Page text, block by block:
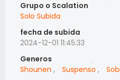
Grupo o Scalation
Solo Subida
fecha de subida
2024-12-01 11:45:33
Generos
Shounen , Suspenso ,